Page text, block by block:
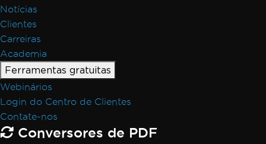
Notícias
Clientes
Carreiras
Academia
Ferramentas gratuitas
Webinários
Login do Centro de Clientes
Contate-nos
Conversores de PDF